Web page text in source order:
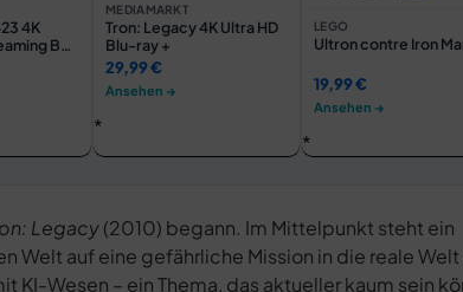
4K
Box
DVB-C,
Box,
MEDIAMARKT
Tron: Legacy 4K Ultra HD
Blu-ray +
29,99 €
Ansehen →
LEGO
Ultron contre Iron
19,99 €
Ansehen →
Legacy(2010) begann. Im Mittelpunkt steht ein
Welt auf eine gefährliche Mission in die reale
Wesen – ein Thema, das aktueller kaum sein